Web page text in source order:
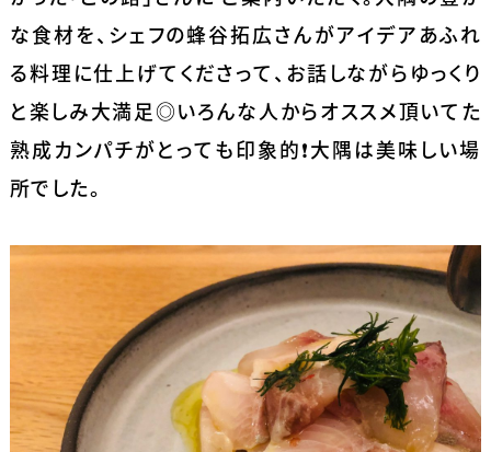
な食材を、シェフの蜂谷拓広さんがアイデアあふれ
る料理に仕上げてくださって、お話しながらゆっくり
と楽しみ大満足◎いろんな人からオススメ頂いてた
熟成カンパチがとっても印象的❗️大隅は美味しい場
所でした。